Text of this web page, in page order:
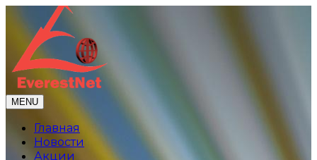
MENU
Главная
Новости
Акции